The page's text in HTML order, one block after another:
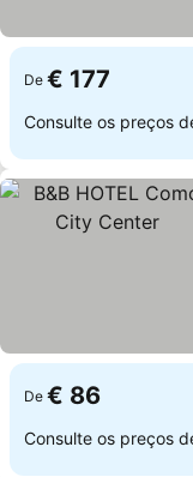
De € 177
Consulte os preços
De € 86
Consulte os preços